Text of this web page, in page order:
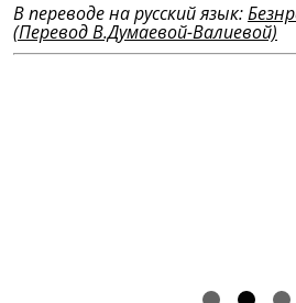
В переводе на русский язык:
(Перевод В.Думаевой-Валиевой)